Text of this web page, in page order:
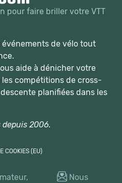
pour faire briller votre VTT
de vélo tout
aide à dénicher votre
les compétitions de cross-
planifiées dans les
2006.
COOKIES (EU)
Nous